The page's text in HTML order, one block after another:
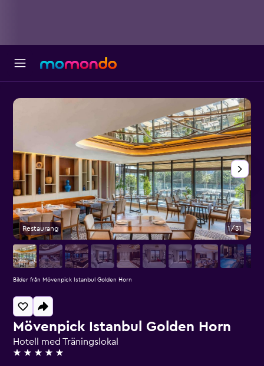
Mövenpick Istanbul Golden Horn
Hotell med Träningslokal
5 stjärnor
Restaurang 1/31
Bilder från Mövenpick Istanbul Golden Horn